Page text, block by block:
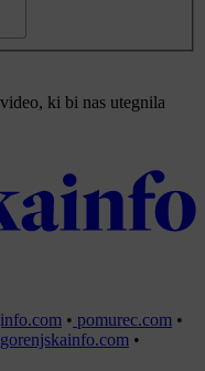
ki bi nas utegnila
• pomurec.com •
gorenjskainfo.com •